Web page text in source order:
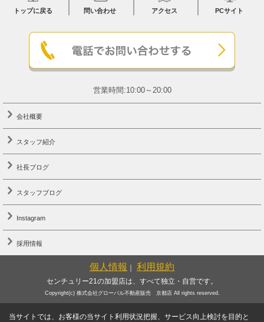
トップに戻る 問い合わせ アクセス PCサイト
営業時間:10:00～20:00
会社概要
スタッフ紹介
社長ブログ
スタッフブログ
Instagram
採用情報
個人情報 ｜ 利用規約
センチュリー21の加盟店は、すべて独立・自営です。
Copyright(c) 株式会社グローバル不動産販売 京都店 All rights reserved.
当サイトでは、お客様の当サイト利用状況把握、サービス向上検討を目的と